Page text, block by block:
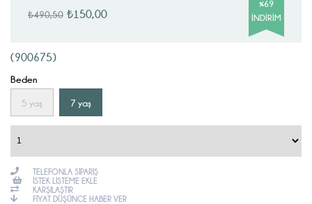
₺490,50 ₺150,00
%69
İNDIRIM
(900675)
Beden
5 yaş 7 yaş
TELEFONLA SIPARIŞ
İSTEK LISTEME EKLE
KARŞILAŞTIR
FIYAT DÜŞÜNCE HABER VER